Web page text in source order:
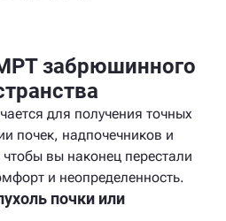
забрюшинного
для получения точных
почек, надпочечников и
вы наконец перестали
и неопределенность.
почки или